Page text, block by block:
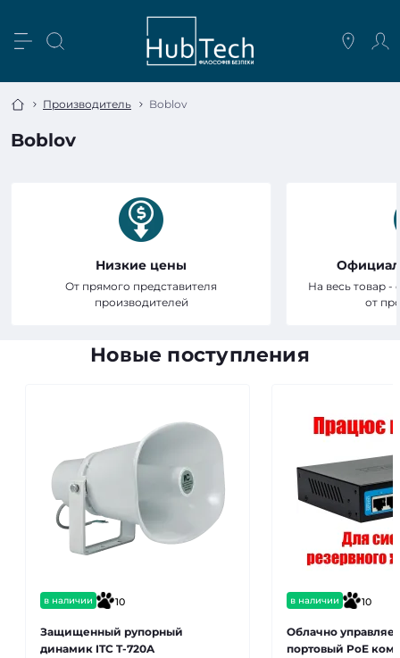
Производитель Boblov
Boblov
Низкие цены
От прямого представителя
производителей
На весь товар -
от
Новые поступления
в наличии 10
Защищенный рупорный
динамик ITC T-720A
в наличии 10
Облачно
портовый PoE